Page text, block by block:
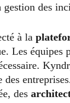
des
à la
Les équipes
des
des